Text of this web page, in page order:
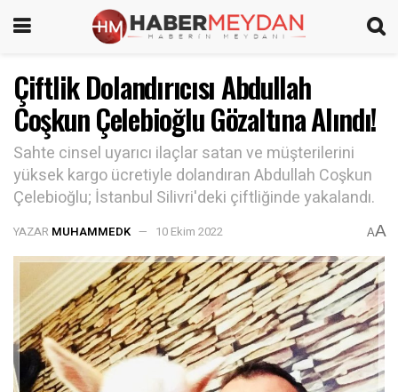
Çiftlik Dolandırıcısı Abdullah
Coşkun Çelebioğlu Gözaltına Alındı!
Sahte cinsel uyarıcı ilaçlar satan ve müşterilerini
yüksek kargo ücretiyle dolandıran Abdullah Coşkun
Çelebioğlu; İstanbul Silivri'deki çiftliğinde yakalandı.
YAZAR MUHAMMEDK 10 Ekim 2022 AA